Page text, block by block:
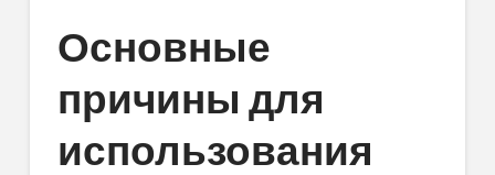
Основные
причины для
использования